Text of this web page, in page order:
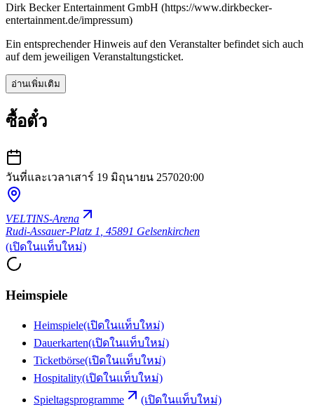
Dirk Becker Entertainment GmbH (https://www.dirkbecker-
entertainment.de/impressum)
Ein entsprechender Hinweis auf den Veranstalter befindet sich auch
auf dem jeweiligen Veranstaltungsticket.
อ่านเพิ่มเติม
ซื้อตั๋ว
วันที่และเวลาเสาร์ 19 มิถุนายน 257020:00
VELTINS-Arena
Rudi-Assauer-Platz 1 45891 Gelsenkirchen
(เปิดในแท็บใหม่)
Heimspiele
Heimspiele(เปิดในแท็บใหม่)
Dauerkarten(เปิดในแท็บใหม่)
Ticketbörse(เปิดในแท็บใหม่)
Hospitality(เปิดในแท็บใหม่)
Spieltagsprogramme
(เปิดในแท็บใหม่)